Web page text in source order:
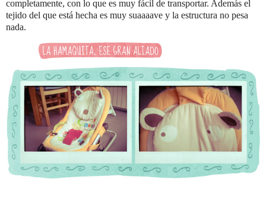
completamente, con lo que es muy fácil de transportar. Además el
tejido del que está hecha es muy suaaaave y la estructura no pesa
nada.